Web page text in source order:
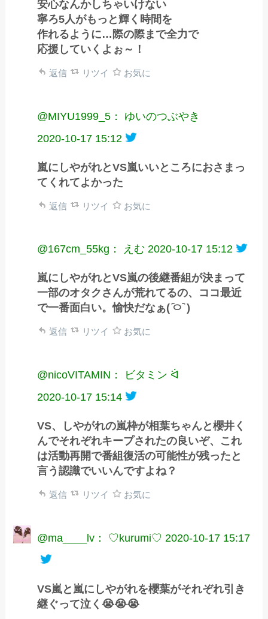
安心なんかしちゃいけない
寧ろ5人がもっと輝く時間を
作れるように…際の際まで全力で
応援していくよぉ～！
返信 リツイ お気に
@MIYU1999_5： ゆいのつぶやき
2020-10-17 15:12
嵐にしやがれとVS嵐いいところにおさまっ
てくれてよかった
返信 リツイ お気に
@167cm_55kg： えむ 2020-10-17 15:12
嵐にしやがれとVS嵐の後継番組が決まって
一部のオタクさんが荒れてるの、ココ最近
で一番面白い。愉快だなぁ( ᷇࿀ ᷆ )
返信 リツイ お気に
@nicoVITAMIN： ビタミン ᐛ
2020-10-17 15:14
VS、しやがれの嵐枠が相葉ちゃんと櫻井く
んでそれぞれキープされたの良いぞ、これ
は活動再開で番組復活の可能性が残ったと
言う認識でいいんですよね？
返信 リツイ お気に
@ma____lv： ♡kurumi♡ 2020-10-17 15:17
VS嵐と嵐にしやがれを櫻葉がそれぞれ引き
継ぐって泣く😭😭😭